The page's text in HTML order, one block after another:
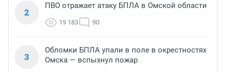
2
ПВО отражает атаку БПЛА в Омской области
19 183 90
3
Обломки БПЛА упали в поле в окрестностях
Омска — вспыхнул пожар